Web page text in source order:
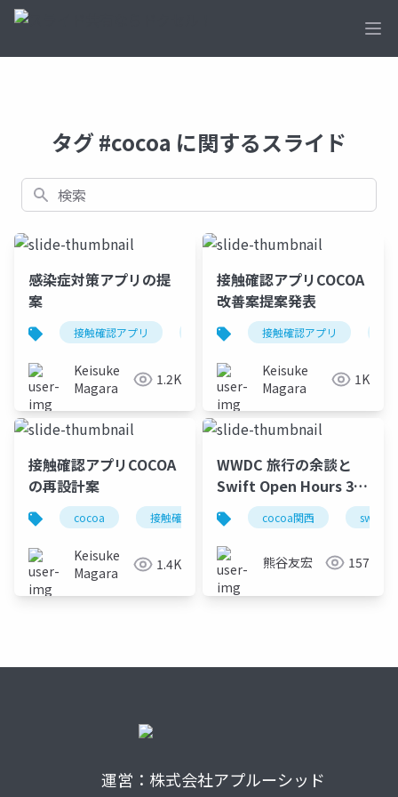
タグ #cocoa に関するスライド
検索
感染症対策アプリの提
案
接触確認アプリ cocoa 再設計 提案
Keisuke
Magara
1.2K
接触確認アプリCOCOA
改善案提案発表
接触確認アプリ
Keisuke
Magara
1K
接触確認アプリCOCOA
の再設計案
cocoa 接触確認アプリ corona コロナ
Keisuke
Magara
1.4K
WWDC 旅行の余談と
Swift Open Hours 3 -
Swift ラボで聞いてき
た話 #cocoa_kansai
cocoa関西 swift
熊谷友宏 157
運営：株式会社アプルーシッド